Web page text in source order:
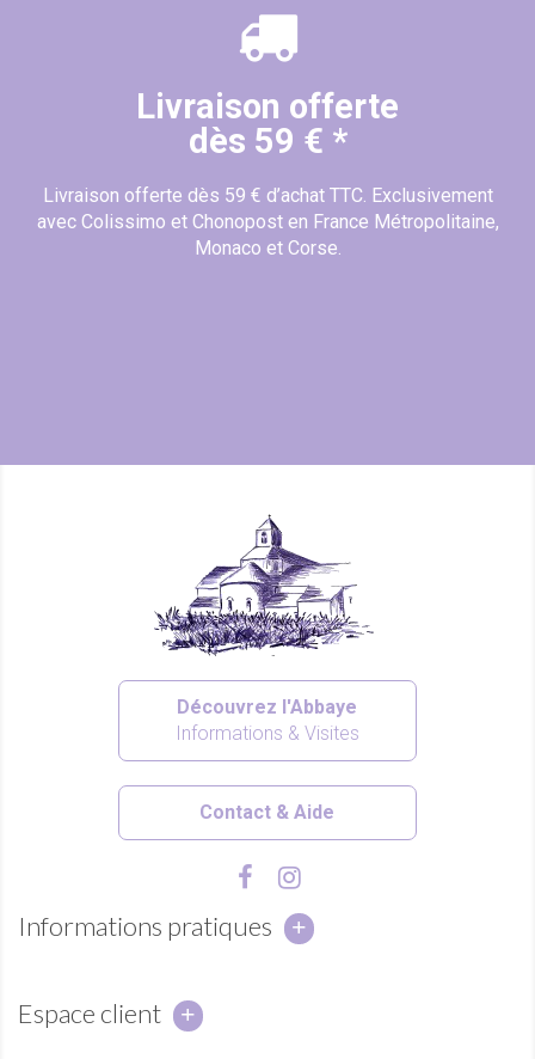
Livraison offerte
dès 59 € *
Livraison offerte dès 59 € d’achat TTC. Exclusivement
avec Colissimo et Chonopost en France Métropolitaine,
Monaco et Corse.
Découvrez l'Abbaye
Informations & Visites
Contact & Aide
Informations pratiques
Espace client